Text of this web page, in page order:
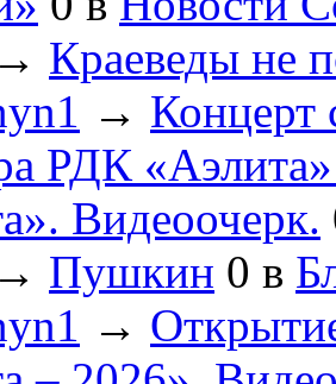
→ Краеведы не
→ Концерт
РДК
Видеоочерк.
→ Пушкин 0 в
→